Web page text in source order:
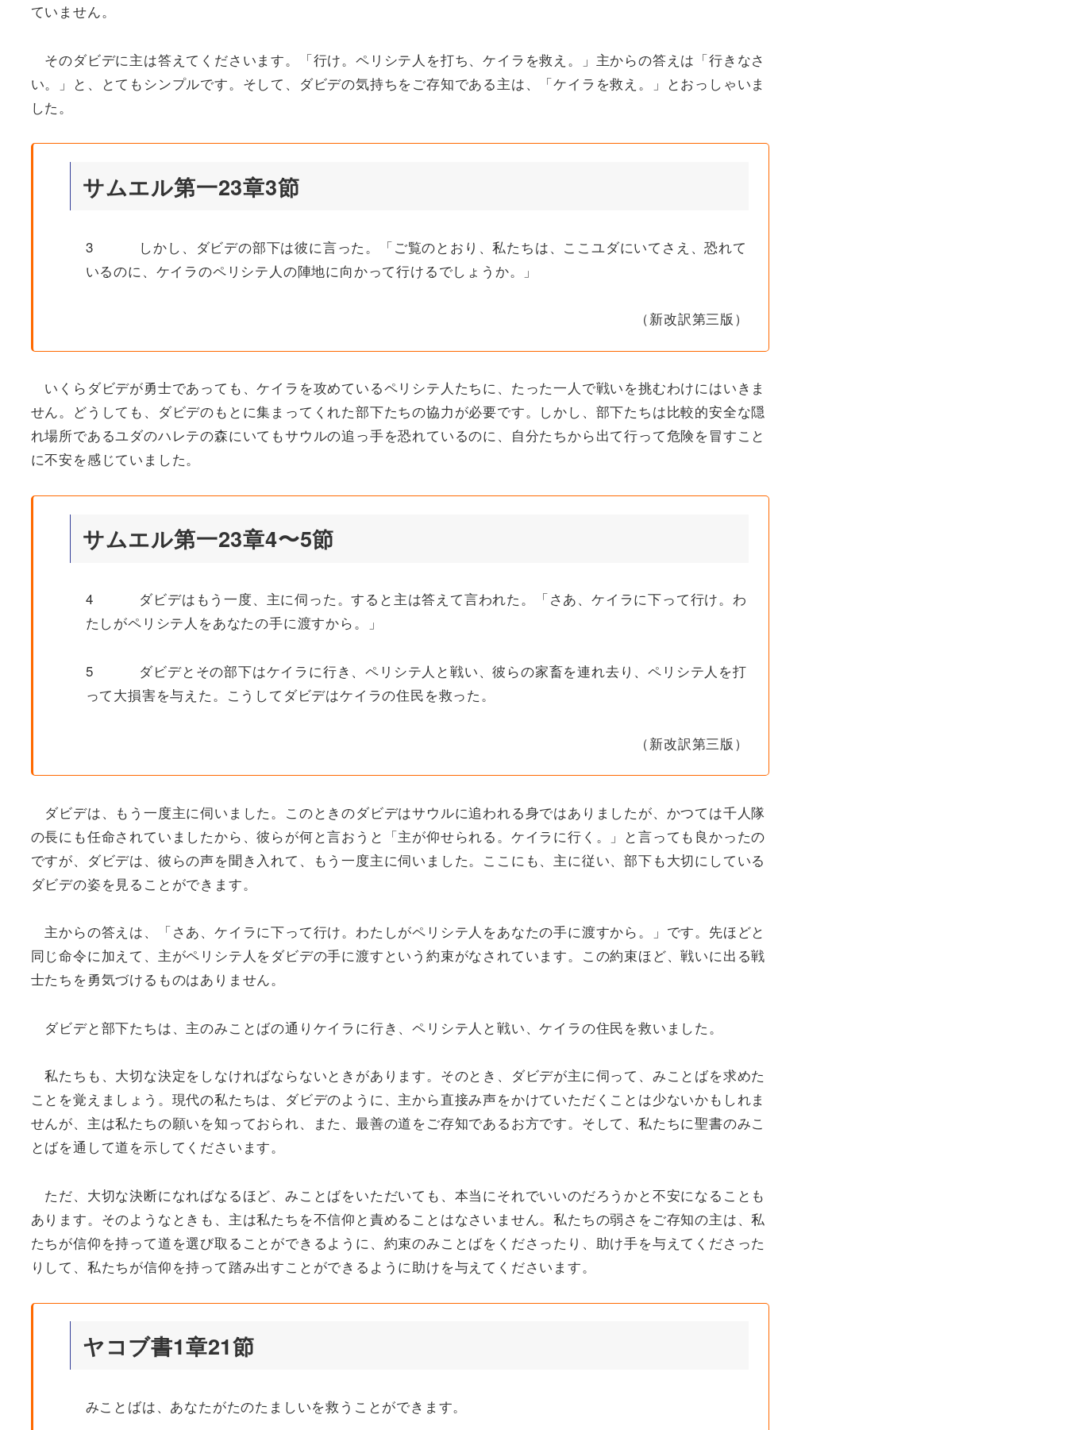
ていません。
そのダビデに主は答えてくださいます。「行け。ペリシテ人を打ち、ケイラを救え。」主からの答えは「行きなさ
い。」と、とてもシンプルです。そして、ダビデの気持ちをご存知である主は、「ケイラを救え。」とおっしゃいま
した。
サムエル第一23章3節
3 しかし、ダビデの部下は彼に言った。「ご覧のとおり、私たちは、ここユダにいてさえ、恐れて
いるのに、ケイラのペリシテ人の陣地に向かって行けるでしょうか。」
（新改訳第三版）
いくらダビデが勇士であっても、ケイラを攻めているペリシテ人たちに、たった一人で戦いを挑むわけにはいきま
せん。どうしても、ダビデのもとに集まってくれた部下たちの協力が必要です。しかし、部下たちは比較的安全な隠
れ場所であるユダのハレテの森にいてもサウルの追っ手を恐れているのに、自分たちから出て行って危険を冒すこと
に不安を感じていました。
サムエル第一23章4〜5節
4 ダビデはもう一度、主に伺った。すると主は答えて言われた。「さあ、ケイラに下って行け。わ
たしがペリシテ人をあなたの手に渡すから。」
5 ダビデとその部下はケイラに行き、ペリシテ人と戦い、彼らの家畜を連れ去り、ペリシテ人を打
って大損害を与えた。こうしてダビデはケイラの住民を救った。
（新改訳第三版）
ダビデは、もう一度主に伺いました。このときのダビデはサウルに追われる身ではありましたが、かつては千人隊
の長にも任命されていましたから、彼らが何と言おうと「主が仰せられる。ケイラに行く。」と言っても良かったの
ですが、ダビデは、彼らの声を聞き入れて、もう一度主に伺いました。ここにも、主に従い、部下も大切にしている
ダビデの姿を見ることができます。
主からの答えは、「さあ、ケイラに下って行け。わたしがペリシテ人をあなたの手に渡すから。」です。先ほどと
同じ命令に加えて、主がペリシテ人をダビデの手に渡すという約束がなされています。この約束ほど、戦いに出る戦
士たちを勇気づけるものはありません。
ダビデと部下たちは、主のみことばの通りケイラに行き、ペリシテ人と戦い、ケイラの住民を救いました。
私たちも、大切な決定をしなければならないときがあります。そのとき、ダビデが主に伺って、みことばを求めた
ことを覚えましょう。現代の私たちは、ダビデのように、主から直接み声をかけていただくことは少ないかもしれま
せんが、主は私たちの願いを知っておられ、また、最善の道をご存知であるお方です。そして、私たちに聖書のみこ
とばを通して道を示してくださいます。
ただ、大切な決断になればなるほど、みことばをいただいても、本当にそれでいいのだろうかと不安になることも
あります。そのようなときも、主は私たちを不信仰と責めることはなさいません。私たちの弱さをご存知の主は、私
たちが信仰を持って道を選び取ることができるように、約束のみことばをくださったり、助け手を与えてくださった
りして、私たちが信仰を持って踏み出すことができるように助けを与えてくださいます。
ヤコブ書1章21節
みことばは、あなたがたのたましいを救うことができます。